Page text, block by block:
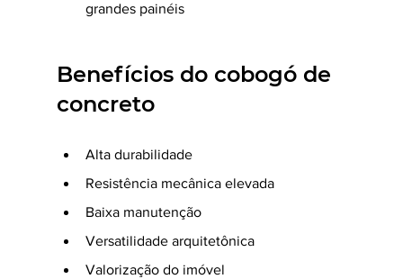
grandes painéis
Benefícios do cobogó de
concreto
Alta durabilidade
Resistência mecânica elevada
Baixa manutenção
Versatilidade arquitetônica
Valorização do imóvel